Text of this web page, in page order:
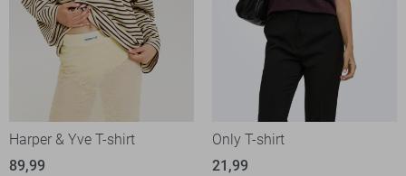
Harper & Yve T-shirt
89,99
Only T-shirt
21,99